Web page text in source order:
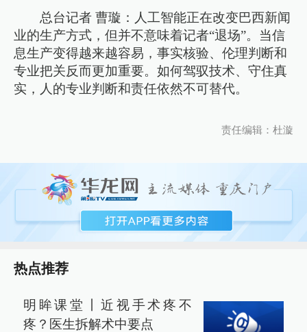
总台记者 曹璇：人工智能正在改变巴西新闻
业的生产方式，但并不意味着记者“退场”。当信
息生产变得越来越容易，事实核验、伦理判断和
专业把关反而更加重要。如何驾驭技术、守住真
实，人的专业判断和责任依然不可替代。
责任编辑：杜漩
热点推荐
明眸课堂丨近视手术疼不
疼？医生拆解术中要点